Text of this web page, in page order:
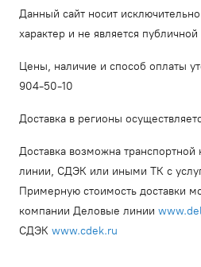
Данный сайт носит
характер и не является
Цены, наличие и способ оплаты
904-50-10
Доставка в регионы
Доставка возможна
линии, СДЭК или иными ТК с
Примерную стоимость доставки
компании Деловые линии
СДЭК www.cdek.ru